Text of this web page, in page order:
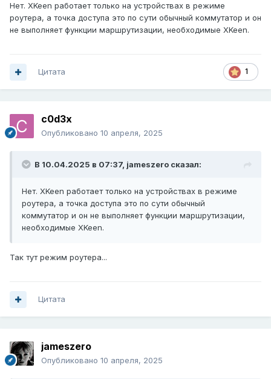
Нет. XKeen работает только на устройствах в режиме
роутера, а точка доступа это по сути обычный коммутатор и он
не выполняет функции маршрутизации, необходимые XKeen.
1
Цитата
c0d3x
Опубликовано 10 апреля, 2025
В 10.04.2025 в 07:37, jameszero сказал:
Нет. XKeen работает только на устройствах в режиме
роутера, а точка доступа это по сути обычный
коммутатор и он не выполняет функции маршрутизации,
необходимые XKeen.
Так тут режим роутера...
Цитата
jameszero
Опубликовано 10 апреля, 2025